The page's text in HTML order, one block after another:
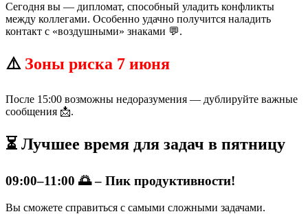
Сегодня вы — дипломат, способный уладить конфликты
между коллегами. Особенно удачно получится наладить
контакт с «воздушными» знаками 💬.
⚠️ Зоны риска 7 июня
После 15:00 возможны недоразумения — дублируйте важные
сообщения 📩.
⏳ Лучшее время для задач в пятницу
09:00–11:00 🌅 – Пик продуктивности!
Вы сможете справиться с самыми сложными задачами.